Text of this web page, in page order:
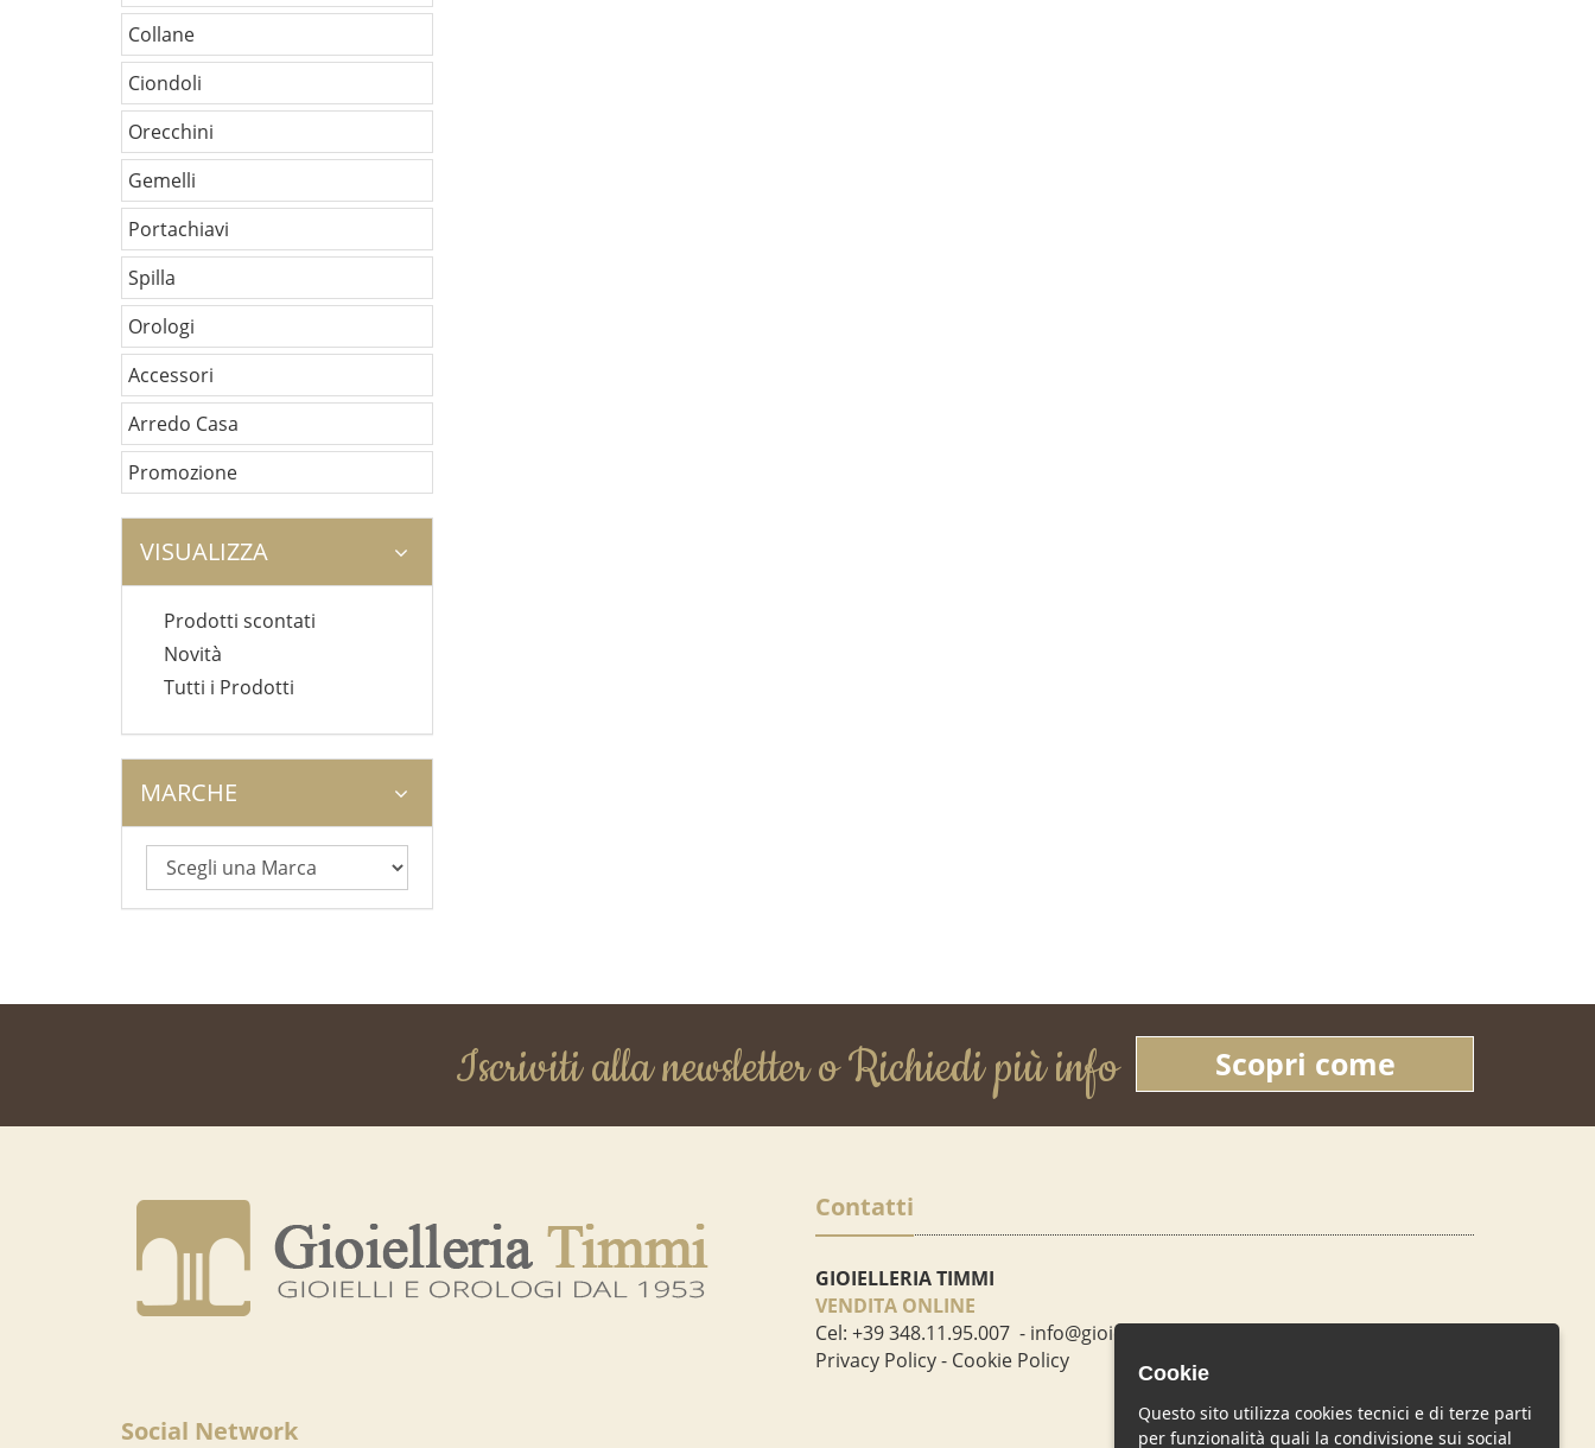
Collane
Ciondoli
Orecchini
Gemelli
Portachiavi
Spilla
Orologi
Accessori
Arredo Casa
Promozione
VISUALIZZA
Prodotti scontati
Novità
Tutti i Prodotti
MARCHE
Iscriviti alla newsletter o Richiedi più info Scopri come
Contatti
GIOIELLERIA TIMMI
VENDITA ONLINE
Cel: +39 348.11.95.007 - info@gioielleriatimmi.it
Privacy Policy- Cookie Policy
Social Network
Cookie
Questo sito utilizza cookies tecnici e di terze parti
per funzionalità quali la condivisione sui social